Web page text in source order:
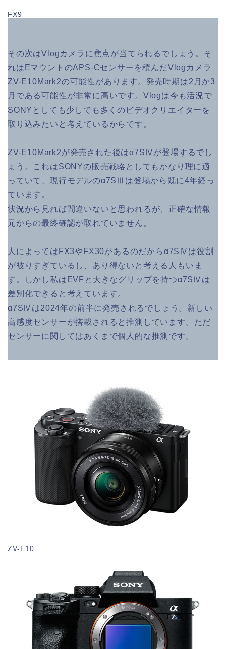
FX9
その次はVlogカメラに焦点が当てられるでしょう。そ
れはEマウントのAPS-Cセンサーを積んだVlogカメラ
ZV-E10Mark2の可能性があります。発売時期は2月か3
月である可能性が非常に高いです。Vlogは今も活況で
SONYとしても少しでも多くのビデオクリエイターを
取り込みたいと考えているからです。
ZV-E10Mark2が発売された後はα7SⅣが登場するでし
ょう。これはSONYの販売戦略としてもかなり理に適
っていて、現行モデルのα7SⅢは登場から既に4年経っ
ています。
状況から見れば間違いないと思われるが、正確な情報
元からの最終確認が取れていません。
人によってはFX3やFX30があるのだからα7SⅣは役割
が被りすぎているし、あり得ないと考える人もいま
す。しかし私はEVFと大きなグリップを持つα7SⅣは
差別化できると考えています。
α7SⅣは2024年の前半に発売されるでしょう。新しい
高感度センサーが搭載されると推測しています。ただ
センサーに関してはあくまで個人的な推測です。
ZV-E10